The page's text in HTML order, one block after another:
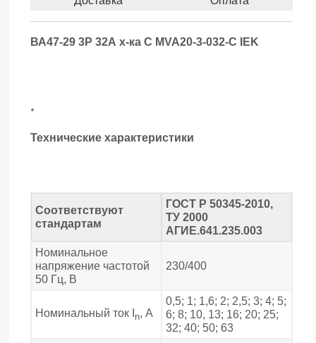
ВА47-29 3Р 32А х-ка С MVA20-3-032-С IEK
.
Технические характеристики
Соответствуют
стандартам
ГОСТ Р 50345-2010,
ТУ 2000
АГИЕ.641.235.003
Номинальное
напряжение частотой
50 Гц, В
230/400
Номинальный ток I n, А
0,5; 1; 1,6; 2; 2,5; 3; 4; 5;
6; 8; 10, 13; 16; 20; 25;
32; 40; 50; 63